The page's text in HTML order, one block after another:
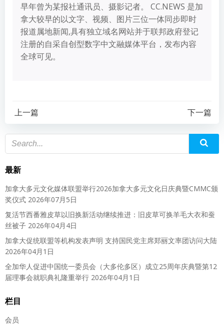
早年曾为某报社通讯员、摄影记者。 CC.NEWS 是加
拿大较早的以文字、视频、图片三位一体同步即时
报道属地新闻,具有独立域名网站并于联邦政府登记
注册的自采自创型数字中文融媒体平台，发布内容
全球可见。
上一篇 下一篇
最新
加拿大多元文化媒体联盟举行2026加拿大多元文化日庆典暨CMMC颁
奖仪式 2026年07月5日
复活节西番雅皮草以旧换新活动继续推进：旧皮草可换羊毛大衣和蚕
丝被子 2026年04月4日
加拿大促统联盟等机构发表声明 支持国民党主席郑丽文率团访问大陆
2026年04月1日
全加华人促进中国统一委员会（大多伦多区）成立25周年庆典暨第12
届理事会就职典礼隆重举行 2026年04月1日
栏目
会员